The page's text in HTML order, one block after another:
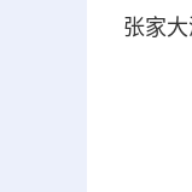
张家大